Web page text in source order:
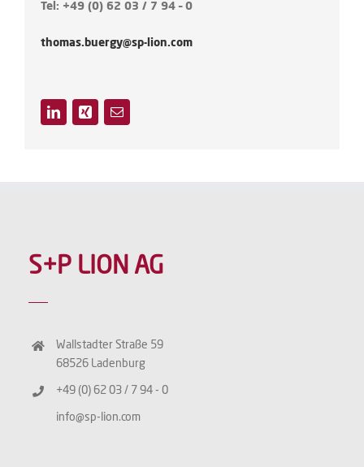
Tel: +49 (0) 62 03 / 7 94 – 0
thomas.buergy@sp-lion.com
S+P LION AG
Wallstadter Straße 59
68526 Ladenburg
+49 (0) 62 03 / 7 94 - 0
info@sp-lion.com